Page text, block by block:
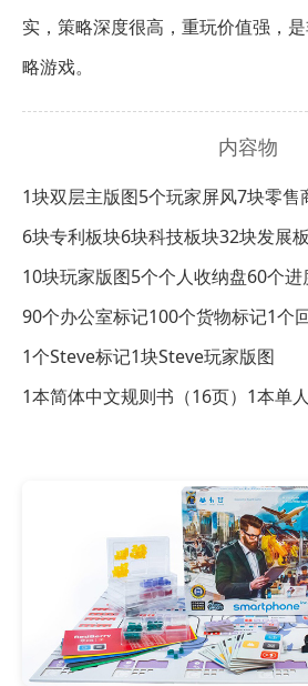
实，策略深度很高，重玩价值强，
略游戏。
内容物
1块双层主版图5个玩家屏风7块零售
6块专利板块6块科技板块32块发展
10块玩家版图5个个人收纳盘60个进
90个办公室标记100个货物标记1个
1个Steve标记1块Steve玩家版图
1本简体中文规则书（16页） 1本单